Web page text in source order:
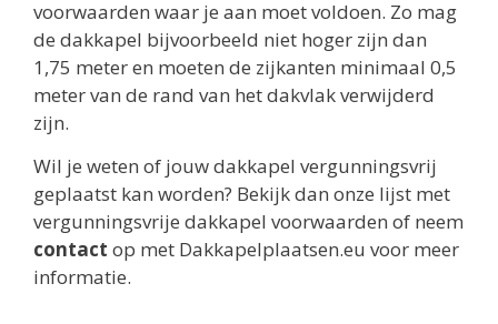
voorwaarden waar je aan moet voldoen. Zo mag
de dakkapel bijvoorbeeld niet hoger zijn dan
1,75 meter en moeten de zijkanten minimaal 0,5
meter van de rand van het dakvlak verwijderd
zijn.
Wil je weten of jouw dakkapel vergunningsvrij
geplaatst kan worden? Bekijk dan onze lijst met
vergunningsvrije dakkapel voorwaarden of neem
contact op met Dakkapelplaatsen.eu voor meer
informatie.